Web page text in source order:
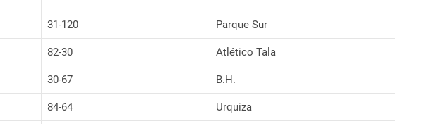
31-120 Parque Sur
82-30 Atlético Tala
30-67 B.H.
84-64 Urquiza